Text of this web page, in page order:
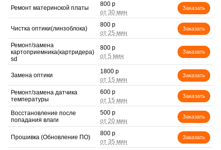
Ремонт материнской платы
800 р
Заказать
Чистка оптики(линзоблока)
800 р
Заказать
Ремонт/замена
картоприемника(картридера)
sd
800 р
Заказать
Замена оптики
1800 р
Заказать
Ремонт/замена датчика
температуры
600 р
Заказать
Восстановление после
попадания влаги
500 р
Заказать
Прошивка (Обновление ПО)
800 р
Заказать